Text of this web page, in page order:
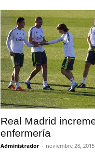
Real Madrid
enfermería
Administrador - noviembre 28,